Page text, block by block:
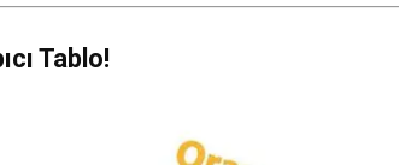
Tablo!